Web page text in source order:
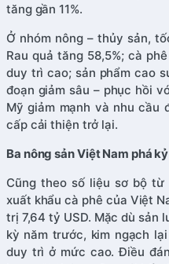
tăng gần 11%.
Ở nhóm nông – thủy sản,
Rau quả tăng 58,5%; cà
duy trì cao; sản phẩm cao
đoạn giảm sâu – phục hồi
Mỹ giảm mạnh và nhu cầu
cấp cải thiện trở lại.
Ba nông sản Việt Nam phá
Cũng theo số liệu sơ bộ từ
xuất khẩu cà phê của Việt
trị 7,64 tỷ USD. Mặc dù sản
kỳ năm trước, kim ngạch
duy trì ở mức cao. Điều